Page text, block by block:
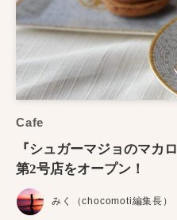
Cafe
『シュガーマジョのマカ
第2号店をオープン！
みく（chocomoti編集長）